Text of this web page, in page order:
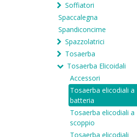
Soffiatori
Spaccalegna
Spandiconcime
Spazzolatrici
Tosaerba
Tosaerba Elicoidali
Accessori
Tosaerba elicodiali a
batteria
Tosaerba elicodiali a
scoppio
Tosaerba elicodiali